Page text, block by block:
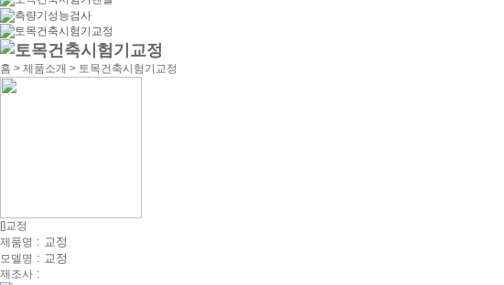
홈 > 제품소개 > 토목건축시험기교정
[]교정
제품명 : 교정
모델명 : 교정
제조사 :